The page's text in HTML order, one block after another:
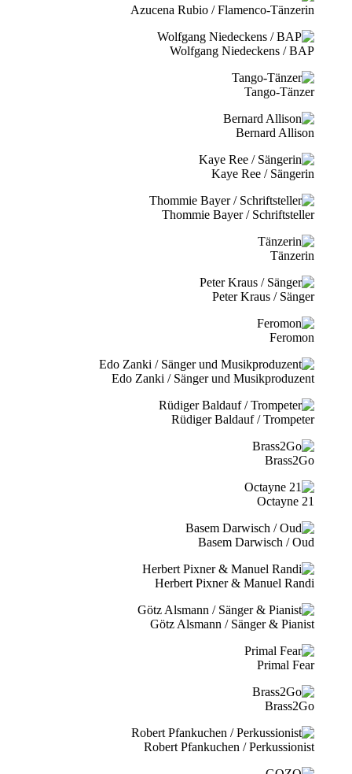
Azucena Rubio / Flamenco-Tänzerin
Wolfgang Niedeckens / BAP
Tango-Tänzer
Bernard Allison
Kaye Ree / Sängerin
Thommie Bayer / Schriftsteller
Tänzerin
Peter Kraus / Sänger
Feromon
Edo Zanki / Sänger und Musikproduzent
Rüdiger Baldauf / Trompeter
Brass2Go
21 Octayne
Basem Darwisch / Oud
Herbert Pixner & Manuel Randi
Götz Alsmann / Sänger & Pianist
Primal Fear
Brass2Go
Robert Pfankuchen / Perkussionist